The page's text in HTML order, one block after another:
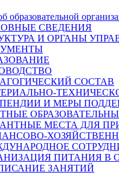
образовательной
СВЕДЕНИЯ
И ОРГАНЫ
СОСТАВ
И МЕРЫ
МЕСТА ДЛЯ
ПИТАНИЯ В
ЗАНЯТИЙ